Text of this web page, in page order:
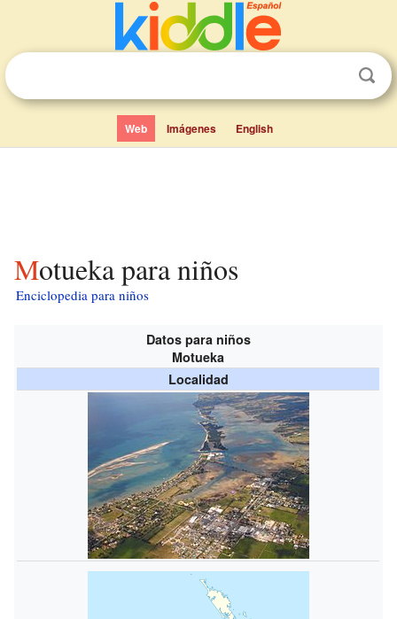
Web Imágenes English
Motueka para niños
Enciclopedia para niños
Datos para niños
Motueka
Localidad